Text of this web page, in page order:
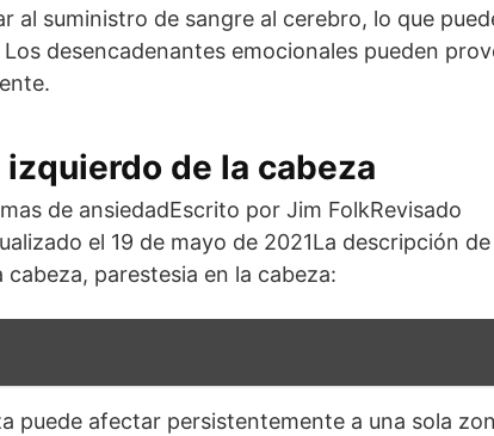
al suministro de sangre al cerebro, lo que
desencadenantes emocionales pueden
de la cabeza
de ansiedadEscrito por Jim FolkRevisado
el 19 de mayo de 2021La descripción
parestesia en la cabeza:
puede afectar persistentemente a una sola